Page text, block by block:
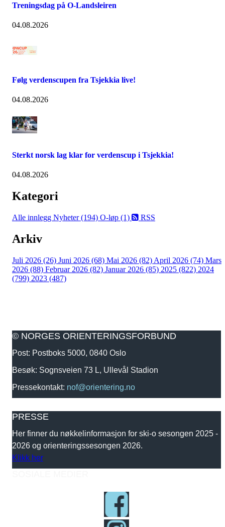
Treningsdag på O-Landsleiren
04.08.2026
Følg verdenscupen fra Tsjekkia live!
04.08.2026
Sterkt norsk lag klar for verdenscup i Tsjekkia!
04.08.2026
Kategori
Alle innlegg Nyheter (194) O-løp (1) RSS
Arkiv
Juli 2026 (26) Juni 2026 (68) Mai 2026 (82) April 2026 (74) Mars
2026 (88) Februar 2026 (82) Januar 2026 (85) 2025 (822) 2024
(799) 2023 (487)
© NORGES ORIENTERINGSFORBUND
Post: Postboks 5000, 0840 Oslo
Besøk: Sognsveien 73 L, Ullevål Stadion
Pressekontakt: nof@orientering.no
PRESSE
Her finner du nøkkelinformasjon for ski-o sesongen 2025 -
2026 og orienteringssesongen 2026.
Klikk her